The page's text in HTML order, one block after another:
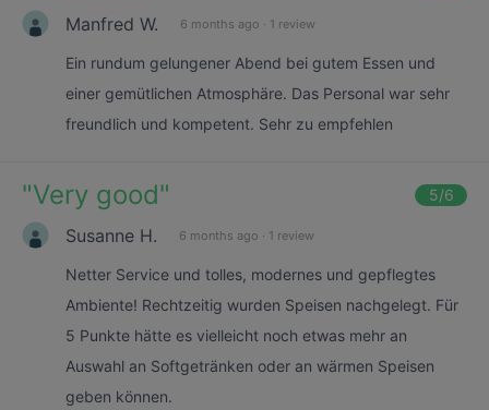
Manfred W. 6 months ago · 1 review
Ein rundum gelungener Abend bei gutem Essen und
einer gemütlichen Atmosphäre. Das Personal war sehr
freundlich und kompetent. Sehr zu empfehlen
"Very good" 5/6
Susanne H. 6 months ago · 1 review
Netter Service und tolles, modernes und gepflegtes
Ambiente! Rechtzeitig wurden Speisen nachgelegt. Für
5 Punkte hätte es vielleicht noch etwas mehr an
Auswahl an Softgetränken oder an wärmen Speisen
geben können.